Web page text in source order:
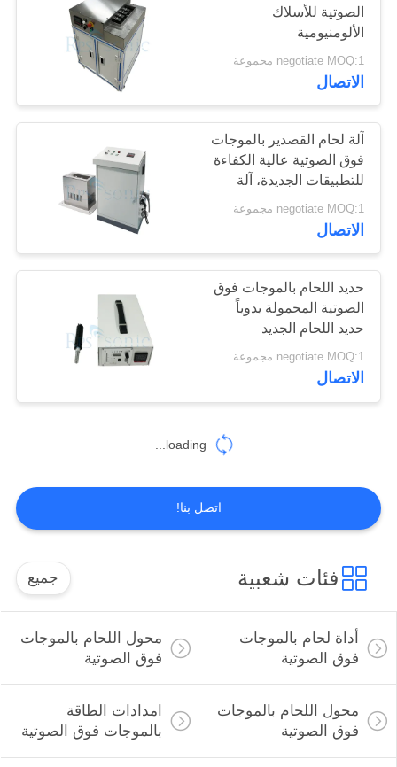
بقعة لحام بالموجات
فوق الصوتية
48
معالج السائل
بالموجات فوق
الصوتية
68
فوهات الرش
16
أداة القطع بالموجات
فوق الصوتية
15
الصوتية للأسلاك
الألومنيومية
negotiate MOQ:1 مجموعة
الاتصال
آلة لحام القصدير بالموجات
فوق الصوتية عالية الكفاءة
للتطبيقات الجديدة، آلة
لحام الغمس بالموجات
فوق الصوتية
negotiate MOQ:1 مجموعة
الاتصال
حديد اللحام بالموجات فوق
الصوتية المحمولة يدوياً
حديد اللحام الجديد
negotiate MOQ:1 مجموعة
الاتصال
loading...
اتصل بنا!
فئات شعبية جميع
أداة لحام بالموجات
فوق الصوتية
محول اللحام بالموجات
فوق الصوتية
محول اللحام بالموجات
فوق الصوتية
امدادات الطاقة
بالموجات فوق الصوتية